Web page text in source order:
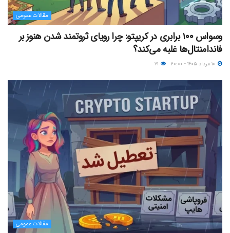
مقالات عمومی
وسواس ۱۰۰ برابری در کریپتو: چرا رویای ثروتمند شدن هنوز بر
فاندامنتال‌ها غلبه می‌کند؟
مقالات عمومی